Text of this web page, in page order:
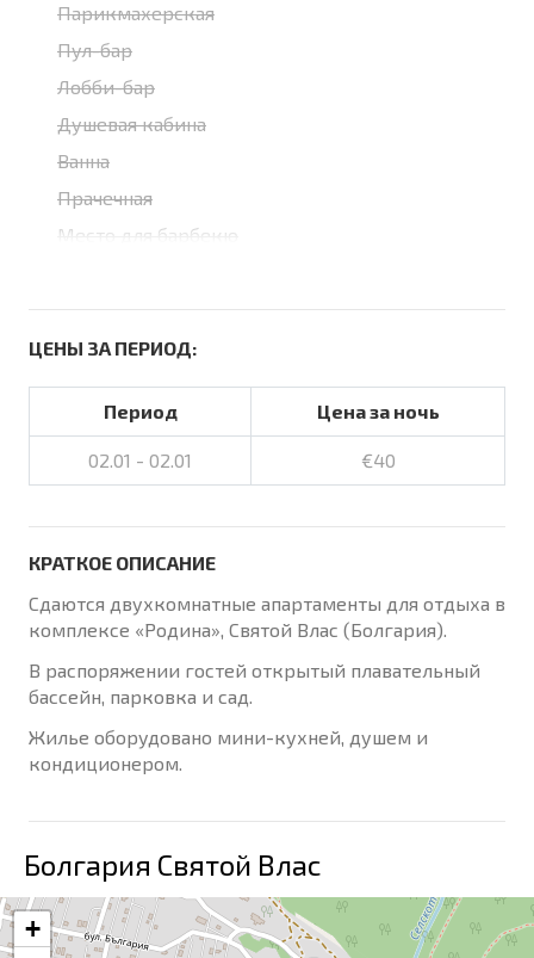
Парикмахерская
Пул-бар
Лобби-бар
Душевая кабина
Ванна
Прачечная
Место для барбекю
ЦЕНЫ ЗА ПЕРИОД:
Период Цена за ночь
02.01 - 02.01 €40
КРАТКОЕ ОПИСАНИЕ
Сдаются двухкомнатные апартаменты для отдыха в
комплексе «Родина», Святой Влас (Болгария).
В распоряжении гостей открытый плавательный
бассейн, парковка и сад.
Жилье оборудовано мини-кухней, душем и
кондиционером.
Болгария Святой Влас
+